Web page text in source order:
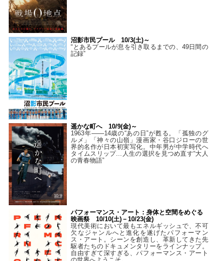
沼影市民プール 10/3(土)～
“とあるプールが息を引き取るまでの、49日間の
記録”
遥かな町へ 10/9(金)～
1963年――14歳の“あの日”が甦る。「孤独のグ
ルメ」「神々の山嶺」漫画家・谷口ジローの世
界的名作が日本初実写化。中年男が中学時代へ
タイムスリップ…人生の選択を見つめ直す“大人
の青春物語”
パフォーマンス・アート：身体と空間をめぐる
映画祭 10/10(土)－10/23(金)
現代美術において最もエネルギッシュで、不可
欠なジャンルへと進化を遂げたパフォーマン
ス・アート。シーンを創造し、革新してきた先
駆者たちのドキュメンタリーをラインナップ。
自由すぎて深すぎる、パフォーマンス・アート